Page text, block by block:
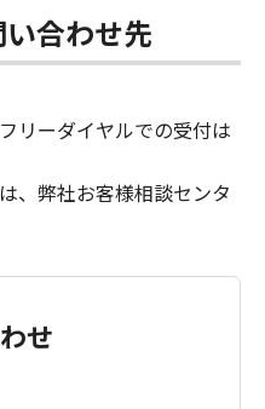
合わせ先
リーダイヤルでの受付は
、弊社お客様相談センタ
せ